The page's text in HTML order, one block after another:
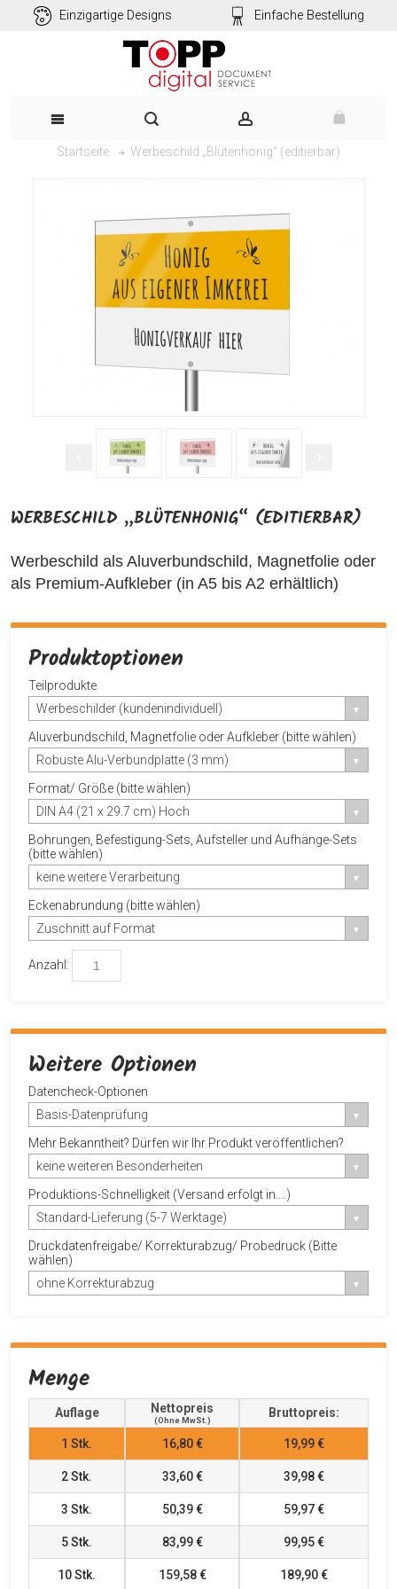
Einzigartige Designs Einfache Bestellung
Startseite Werbeschild „Blütenhonig“ (editierbar)
WERBESCHILD „BLÜTENHONIG“ (EDITIERBAR)
Werbeschild als Aluverbundschild, Magnetfolie oder
als Premium-Aufkleber (in A5 bis A2 erhältlich)
Produktoptionen
Teilprodukte
Werbeschilder (kundenindividuell)
Aluverbundschild, Magnetfolie oder Aufkleber (bitte wählen)
Robuste Alu-Verbundplatte (3 mm)
Format/ Größe (bitte wählen)
DIN A4 (21 x 29.7 cm) Hoch
Bohrungen, Befestigung-Sets, Aufsteller und Aufhänge-Sets
(bitte wählen)
keine weitere Verarbeitung
Eckenabrundung (bitte wählen)
Zuschnitt auf Format
Anzahl:
Weitere Optionen
Datencheck-Optionen
Basis-Datenprüfung
Mehr Bekanntheit? Dürfen wir Ihr Produkt veröffentlichen?
keine weiteren Besonderheiten
Produktions-Schnelligkeit (Versand erfolgt in....)
Standard-Lieferung (5-7 Werktage)
Druckdatenfreigabe/ Korrekturabzug/ Probedruck (Bitte
wählen)
ohne Korrekturabzug
Menge
Auflage Nettopreis
(ohne MwSt.)
Bruttopreis:
1 Stk. 16,80 € 19,99 €
2Stk. 33,60 € 39,98 €
3 Stk. 50,39 € 59,97 €
5Stk. 83,99 € 99,95 €
10Stk. 159,58 € 189,90 €